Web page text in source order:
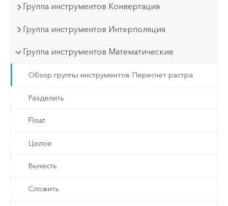
Группа инструментов Конвертация
Группа инструментов Интерполяция
Группа инструментов Математические
Обзор группы инструментов Пересчет растра
Разделить
Float
Целое
Вычесть
Сложить